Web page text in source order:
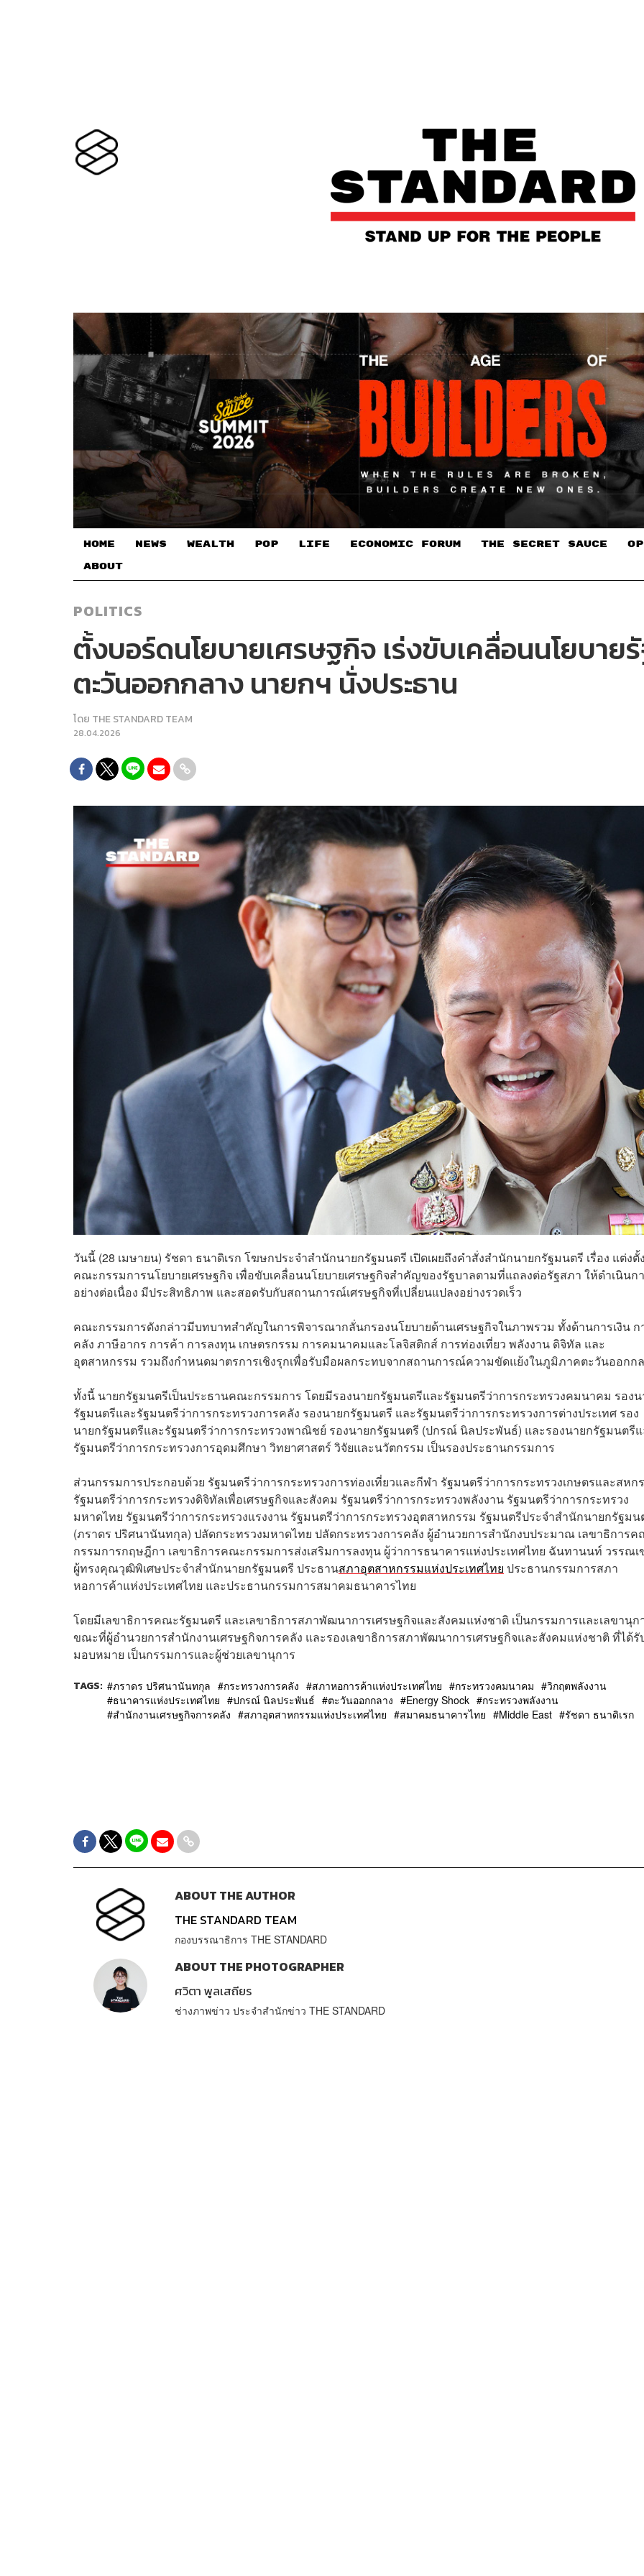
HOME NEWS WEALTH POP LIFE ECONOMIC FORUM THE SECRET SAUCE​
ABOUT
POLITICS
ตั้งบอร์ดนโยบายเศรษฐกิจ เร่งขับเคลื่อนนโยบาย
ตะวันออกกลาง นายกฯ นั่งประธาน
โดย THE STANDARD TEAM
28.04.2026
วันนี้ (28 เมษายน) รัชดา ธนาดิเรก โฆษกประจำสำนักนายกรัฐมนตรี เปิดเผยถึงคำสั่งสำนักนายกรัฐมนตรี เรื่อง แต่งตั้ง
คณะกรรมการนโยบายเศรษฐกิจ เพื่อขับเคลื่อนนโยบายเศรษฐกิจสำคัญของรัฐบาลตามที่แถลงต่อรัฐสภา ให้ดำเนินก
อย่างต่อเนื่อง มีประสิทธิภาพ และสอดรับกับสถานการณ์เศรษฐกิจที่เปลี่ยนแปลงอย่างรวดเร็ว
คณะกรรมการดังกล่าวมีบทบาทสำคัญในการพิจารณากลั่นกรองนโยบายด้านเศรษฐกิจในภาพรวม ทั้งด้านการเงิน ก
คลัง ภาษีอากร การค้า การลงทุน เกษตรกรรม การคมนาคมและโลจิสติกส์ การท่องเที่ยว พลังงาน ดิจิทัล และ
อุตสาหกรรม รวมถึงกำหนดมาตรการเชิงรุกเพื่อรับมือผลกระทบจากสถานการณ์ความขัดแย้งในภูมิภาคตะวันออกก
ทั้งนี้ นายกรัฐมนตรีเป็นประธานคณะกรรมการ โดยมีรองนายกรัฐมนตรีและรัฐมนตรีว่าการกระทรวงคมนาคม รองน
รัฐมนตรีและรัฐมนตรีว่าการกระทรวงการคลัง รองนายกรัฐมนตรี และรัฐมนตรีว่าการกระทรวงการต่างประเทศ รอง
นายกรัฐมนตรีและรัฐมนตรีว่าการกระทรวงพาณิชย์ รองนายกรัฐมนตรี (ปกรณ์ นิลประพันธ์) และรองนายกรัฐมนตรีแ
รัฐมนตรีว่าการกระทรวงการอุดมศึกษา วิทยาศาสตร์ วิจัยและนวัตกรรม เป็นรองประธานกรรมการ
ส่วนกรรมการประกอบด้วย รัฐมนตรีว่าการกระทรวงการท่องเที่ยวและกีฬา รัฐมนตรีว่าการกระทรวงเกษตรและสห
รัฐมนตรีว่าการกระทรวงดิจิทัลเพื่อเศรษฐกิจและสังคม รัฐมนตรีว่าการกระทรวงพลังงาน รัฐมนตรีว่าการกระทรวง
มหาดไทย รัฐมนตรีว่าการกระทรวงแรงงาน รัฐมนตรีว่าการกระทรวงอุตสาหกรรม รัฐมนตรีประจำสำนักนายกรัฐมน
(ภราดร ปริศนานันทกุล) ปลัดกระทรวงมหาดไทย ปลัดกระทรวงการคลัง ผู้อำนวยการสำนักงบประมาณ เลขาธิการค
กรรมการกฤษฎีกา เลขาธิการคณะกรรมการส่งเสริมการลงทุน ผู้ว่าการธนาคารแห่งประเทศไทย ฉันทานนท์ วรรณเ
ผู้ทรงคุณวุฒิพิเศษประจำสำนักนายกรัฐมนตรี ประธานสภาอุตสาหกรรมแห่งประเทศไทย ประธานกรรมการสภา
หอการค้าแห่งประเทศไทย และประธานกรรมการสมาคมธนาคารไทย
โดยมีเลขาธิการคณะรัฐมนตรี และเลขาธิการสภาพัฒนาการเศรษฐกิจและสังคมแห่งชาติ เป็นกรรมการและเลขานุก
ขณะที่ผู้อำนวยการสำนักงานเศรษฐกิจการคลัง และรองเลขาธิการสภาพัฒนาการเศรษฐกิจและสังคมแห่งชาติ ที่ได้รั
มอบหมาย เป็นกรรมการและผู้ช่วยเลขานุการ
TAGS: ภราดร ปริศนานันทกุล กระทรวงการคลัง สภาหอการค้าแห่งประเทศไทย กระทรวงคมนาคม
วิกฤตพลังงาน
ธนาคารแห่งประเทศไทย
ปกรณ์ นิลประพันธ์ ตะวันออกกลาง Energy Shock
กระทรวงพลังงาน
สำนักงานเศรษฐกิจการคลัง
สภาอุตสาหกรรมแห่งประเทศไทย สมาคมธนาคารไทย Middle East รัชดา ธนาดิเรก
ABOUT THE AUTHOR
THE STANDARD TEAM
กองบรรณาธิการ THE STANDARD
ABOUT THE PHOTOGRAPHER
ศวิตา พูลเสถียร
ช่างภาพข่าว ประจำสำนักข่าว THE STANDARD